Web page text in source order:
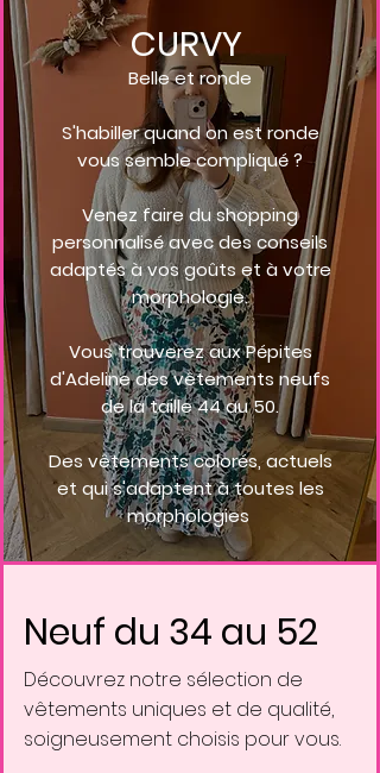
CURVY
Belle et ronde
S'habiller quand on est ronde
vous semble compliqué ?
Venez faire du shopping
personnalisé avec des conseils
adaptés à vos goûts et à votre
morphologie.
Vous trouverez aux Pépites
d'Adeline des vêtements neufs
de la taille 44 au 50.
Des vêtements colorés, actuels
et qui s'adaptent à toutes les
morphologies
Neuf du 34 au 52
Découvrez notre sélection de
vêtements uniques et de qualité,
soigneusement choisis pour vous.